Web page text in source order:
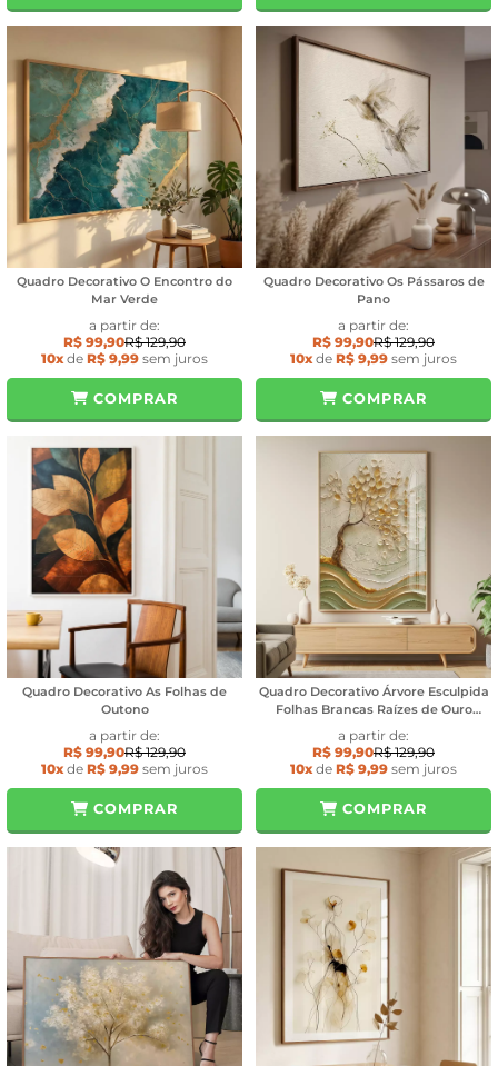
Quadro Decorativo O Encontro do
Mar Verde
a partir de:
R$ 99,90R$ 129,90
10x de R$ 9,99 sem juros
COMPRAR
Quadro Decorativo Os Pássaros de
Pano
a partir de:
R$ 99,90R$ 129,90
10x de R$ 9,99 sem juros
COMPRAR
Quadro Decorativo As Folhas de
Outono
a partir de:
R$ 99,90R$ 129,90
10xde R$ 9,99 sem juros
COMPRAR
Quadro Decorativo Árvore Esculpida
Folhas Brancas Raízes de Ouro
Textura Estilo Gesso
a partir de:
R$ 99,90R$ 129,90
10xde R$ 9,99 sem juros
COMPRAR